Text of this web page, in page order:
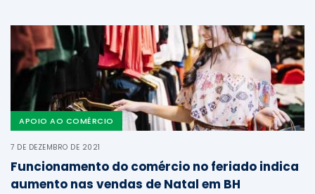
APOIO AO COMÉRCIO
7 DE DEZEMBRO DE 2021
Funcionamento do comércio no feriado indica
aumento nas vendas de Natal em BH